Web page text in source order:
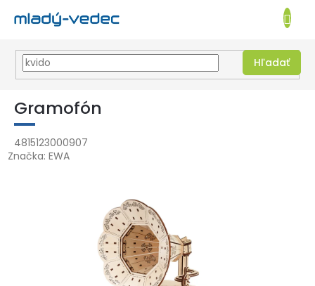
Prejsť
obsah
EUR
Hľadať
KOŠÍK
Gramofón
4815123000907
Značka: EWA